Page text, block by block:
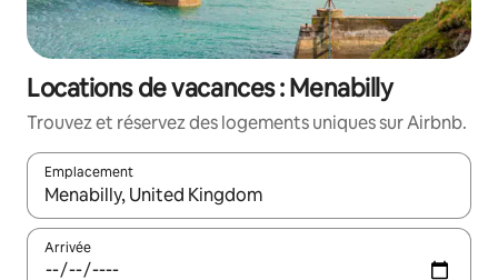
Locations de vacances : Menabilly
Trouvez et réservez des logements uniques sur Airbnb.
Emplacement
Quand les résultats sont affichés, parcourez-les en utilisant
Arrivée